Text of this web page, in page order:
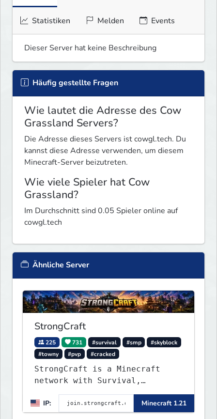
Statistiken Melden Events
Dieser Server hat keine Beschreibung
Häufig gestellte Fragen
Wie lautet die Adresse des Cow
Grassland Servers?
Die Adresse dieses Servers ist cowgl.tech. Du
kannst diese Adresse verwenden, um diesem
Minecraft-Server beizutreten.
Wie viele Spieler hat Cow
Grassland?
Im Durchschnitt sind 0.05 Spieler online auf
cowgl.tech
Ähnliche Server
StrongCraft
225 731 #survival #smp
#skyblock
#towny
#pvp #cracked
StrongCraft is a Minecraft
network with Survival,
Towny, PvP, LifeSteal, Events,
and more. Pick a server and
IP: Minecraft 1.21